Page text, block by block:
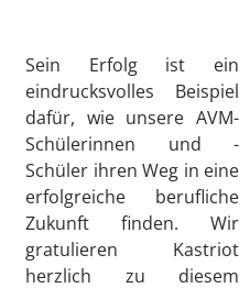
Sein Erfolg ist ein
eindrucksvolles Beispiel
dafür, wie unsere AVM-
Schülerinnen und -
Schüler ihren Weg in eine
erfolgreiche berufliche
Zukunft finden. Wir
gratulieren Kastriot
herzlich zu diesem